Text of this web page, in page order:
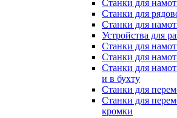
Станки для
Станки для
Станки для
Устройства для
Станки для
Станки для
Станки для
и в бухту
Станки для
Станки для
кромки